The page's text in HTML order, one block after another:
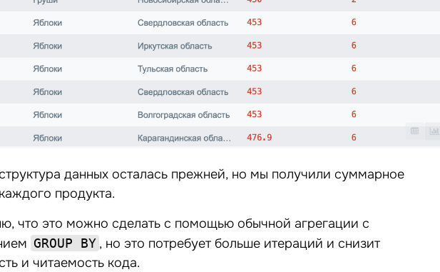
данных осталась прежней, но мы получили суммарное
продукта.
что это можно сделать с помощью обычной агрегации с
GROUP BY , но это потребует больше итераций и снизит
и читаемость кода.